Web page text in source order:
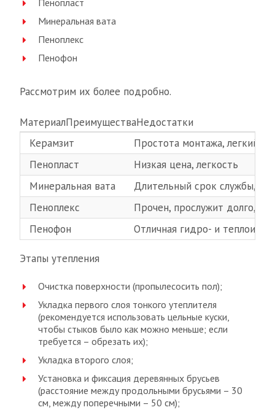
Пенопласт
Минеральная вата
Пеноплекс
Пенофон
Рассмотрим их более подробно.
МатериалПреимуществаНедостатки
Керамзит
Простота монтажа, легкий
Пенопласт
Низкая цена, легкость
Минеральная вата
Длительный срок службы,
Пеноплекс
Прочен, прослужит долго,
Пенофон
Отличная гидро- и
Этапы утепления
Очистка поверхности (пропылесосить пол);
Укладка первого слоя тонкого утеплителя
(рекомендуется использовать цельные куски,
чтобы стыков было как можно меньше; если
требуется – обрезать их);
Укладка второго слоя;
Установка и фиксация деревянных брусьев
(расстояние между продольными брусьями – 30
см, между поперечными – 50 см);